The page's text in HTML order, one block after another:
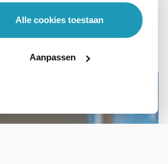
Alle cookies toestaan
Aanpassen